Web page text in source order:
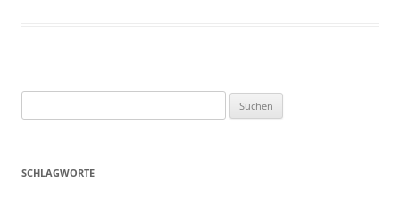
nach:
SCHLAGWORTE